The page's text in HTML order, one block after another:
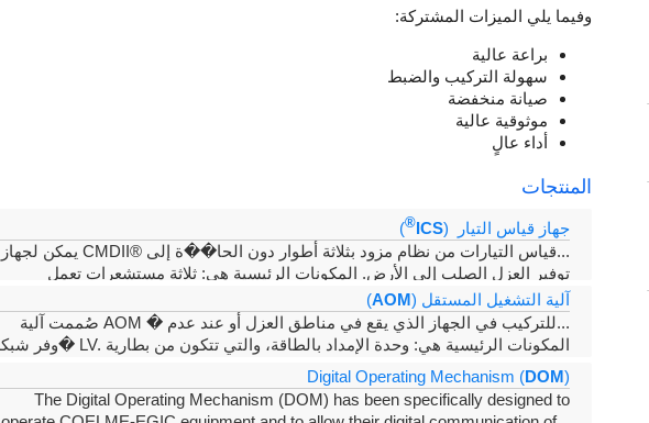
وفيما يلي الميزات المشتركة:
براعة عالية
سهولة التركيب والضبط
صيانة منخفضة
موثوقية عالية
أداء عالٍ
المنتجات
جهاز قياس التيار (ICS
®
)
يمكن لجهاز CMDII® قياس التيارات من نظام مزود بثلاثة أطوار دون الحا�...
�ة إلى
توفير العزل الصلب إلى الأرض. المكونات الرئيسية هي: ثلاثة مستشعرات تعمل
آلية التشغيل المستقل (AOM
)
صُممت آلية AOM للتركيب في الجهاز الذي يقع في مناطق العزل أو عند عدم �...
�وفر شبكة LV. المكونات الرئيسية هي: وحدة الإمداد بالطاقة، والتي تتكون من بطارية
Digital Operating Mechanism (DOM)
The Digital Operating Mechanism (DOM) has been specifically designed to